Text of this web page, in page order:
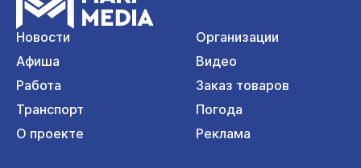
Новости
Организации
Афиша
Видео
Работа
Заказ товаров
Транспорт
Погода
О проекте
Реклама